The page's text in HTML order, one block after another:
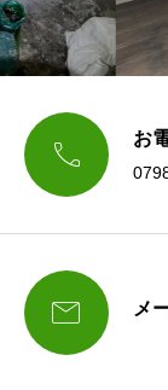
 お
 メ